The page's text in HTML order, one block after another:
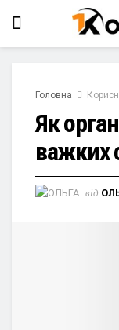
Головна
Як
важких
від